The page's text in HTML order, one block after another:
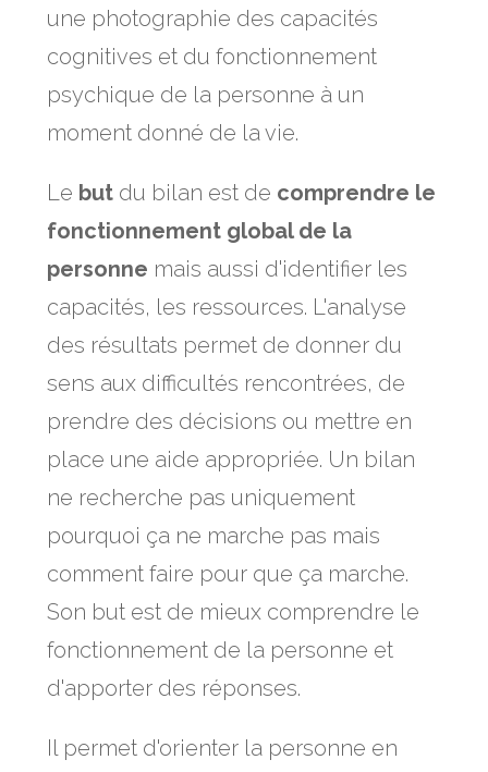
une photographie des capacités
cognitives et du fonctionnement
psychique de la personne à un
moment donné de la vie.
Le but du bilan est de comprendre le
fonctionnement global de la
personne mais aussi d'identifier les
capacités, les ressources. L'analyse
des résultats permet de donner du
sens aux difficultés rencontrées, de
prendre des décisions ou mettre en
place une aide appropriée. Un bilan
ne recherche pas uniquement
pourquoi ça ne marche pas mais
comment faire pour que ça marche.
Son but est de mieux comprendre le
fonctionnement de la personne et
d'apporter des réponses.
Il permet d'orienter la personne en